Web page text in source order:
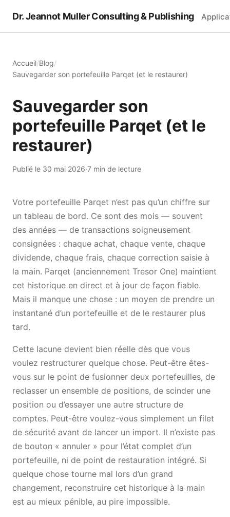
Dr. Jeannot Muller Consulting & Publishing
Accueil/Blog/
Sauvegarder son portefeuille Parqet (et le restaurer)
Sauvegarder son
portefeuille Parqet (et le
restaurer)
Publié le 30 mai 2026·7 min de lecture
Votre portefeuille Parqet n’est pas qu’un chiffre sur
un tableau de bord. Ce sont des mois — souvent
des années — de transactions soigneusement
consignées : chaque achat, chaque vente, chaque
dividende, chaque frais, chaque correction saisie à
la main. Parqet (anciennement Tresor One) maintient
cet historique en direct et à jour de façon fiable.
Mais il manque une chose : un moyen de prendre un
instantané d’un portefeuille et de le restaurer plus
tard.
Cette lacune devient bien réelle dès que vous
voulez restructurer quelque chose. Peut-être êtes-
vous sur le point de fusionner deux portefeuilles, de
reclasser un ensemble de positions, de scinder une
position ou d’essayer une autre structure de
comptes. Peut-être voulez-vous simplement un filet
de sécurité avant de lancer un import. Il n’existe pas
de bouton « annuler » pour l’état complet d’un
portefeuille, ni de point de restauration intégré. Si
quelque chose tourne mal lors d’un grand
changement, reconstruire cet historique à la main
est au mieux pénible, au pire impossible.